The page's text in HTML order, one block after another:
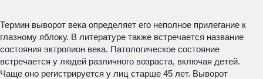
Термин выворот века определяет его неполное прилегание к
глазному яблоку. В литературе также встречается название
состояния эктропион века. Патологическое состояние
встречается у людей различного возраста, включая детей.
Чаще оно регистрируется у лиц старше 45 лет. Выворот